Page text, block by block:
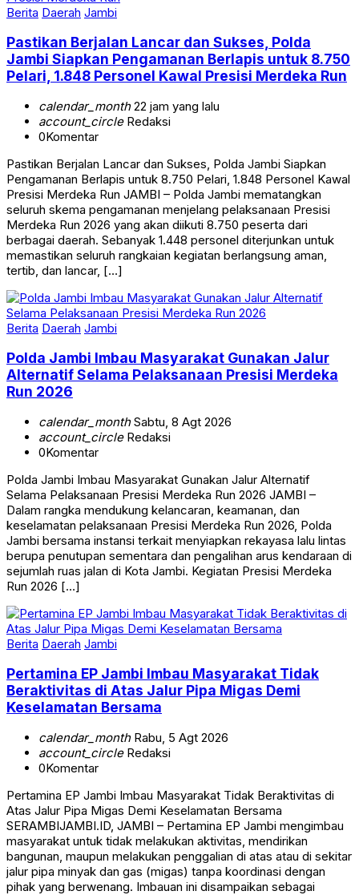
Jambi Siapkan Pengamanan Berlapis untuk 8.750
Pelari, 1.848 Personel Kawal Presisi Merdeka Run
account_circleRedaksi
0Komentar
Pengamanan Berlapis untuk 8.750 Pelari, 1.848 Personel Kawal
Presisi Merdeka Run JAMBI – Polda Jambi mematangkan
seluruh skema pengamanan menjelang pelaksanaan Presisi
Merdeka Run 2026 yang akan diikuti 8.750 peserta dari
berbagai daerah. Sebanyak 1.448 personel diterjunkan untuk
memastikan seluruh rangkaian kegiatan berlangsung aman,
tertib, dan lancar, […]
Berita Daerah Jambi
Alternatif Selama Pelaksanaan Presisi Merdeka
Run 2026
account_circleRedaksi
0Komentar
Selama Pelaksanaan Presisi Merdeka Run 2026 JAMBI –
Dalam rangka mendukung kelancaran, keamanan, dan
keselamatan pelaksanaan Presisi Merdeka Run 2026, Polda
Jambi bersama instansi terkait menyiapkan rekayasa lalu lintas
berupa penutupan sementara dan pengalihan arus kendaraan di
sejumlah ruas jalan di Kota Jambi. Kegiatan Presisi Merdeka
Run 2026 […]
Berita Daerah Jambi
Beraktivitas di Atas Jalur Pipa Migas Demi
Keselamatan Bersama
account_circleRedaksi
0Komentar
Atas Jalur Pipa Migas Demi Keselamatan Bersama
SERAMBIJAMBI.ID, JAMBI – Pertamina EP Jambi mengimbau
masyarakat untuk tidak melakukan aktivitas, mendirikan
bangunan, maupun melakukan penggalian di atas atau di sekitar
jalur pipa minyak dan gas (migas) tanpa koordinasi dengan
pihak yang berwenang. Imbauan ini disampaikan sebagai
bagian dari […]